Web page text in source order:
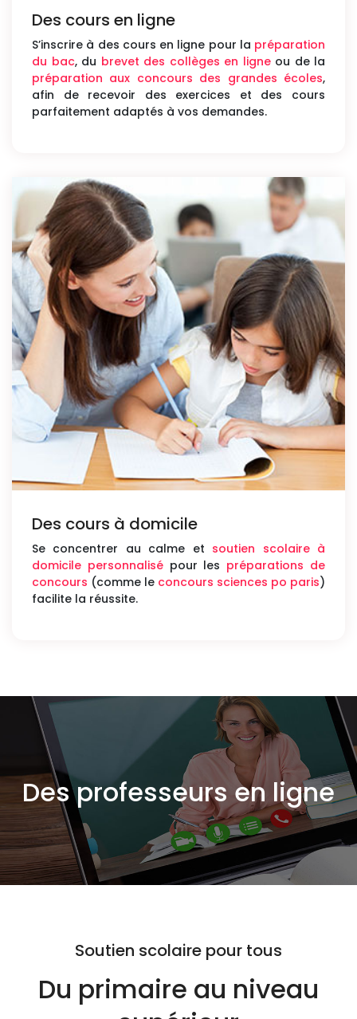
Des cours en ligne
S’inscrire à des cours en ligne pour la préparation
du bac, du brevet des collèges en ligneou de la
préparation aux concours des grandes écoles,
afin de recevoir des exercices et des cours
parfaitement adaptés à vos demandes.
Des cours à domicile
Se concentrer au calme et soutien scolaire à
domicile personnalisépour les préparations de
concours (comme le concours sciences po paris)
facilite la réussite.
Des professeurs en ligne
Soutien scolaire pour tous
Du primaire au niveau